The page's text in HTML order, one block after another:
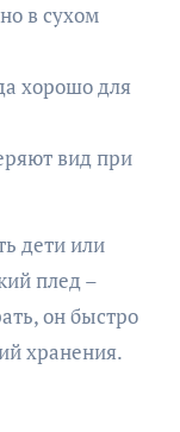
в сухом
хорошо для
вид при
дети или
плед –
он быстро
хранения.